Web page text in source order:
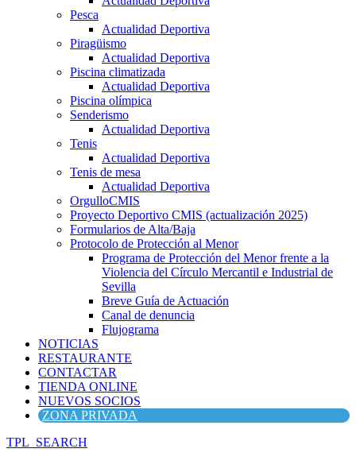
Pesca
Actualidad Deportiva
Piragüismo
Actualidad Deportiva
Piscina climatizada
Actualidad Deportiva
Piscina olímpica
Senderismo
Actualidad Deportiva
Tenis
Actualidad Deportiva
Tenis de mesa
Actualidad Deportiva
OrgulloCMIS
Proyecto Deportivo CMIS (actualización 2025)
Formularios de Alta/Baja
Protocolo de Protección al Menor
Programa de Protección del Menor frente a la
Violencia del Círculo Mercantil e Industrial de
Sevilla
Breve Guía de Actuación
Canal de denuncia
Flujograma
NOTICIAS
RESTAURANTE
CONTACTAR
TIENDA ONLINE
NUEVOS SOCIOS
ZONA PRIVADA
TPL_SEARCH